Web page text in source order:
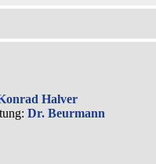
Halver
Dr. Beurmann